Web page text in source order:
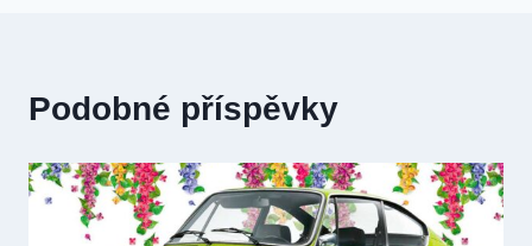
Podobné příspěvky